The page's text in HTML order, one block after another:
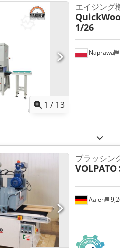
1 / 13
Naprawa
エイジング
1/26
Aalen
ブラッシン
VOLPATO